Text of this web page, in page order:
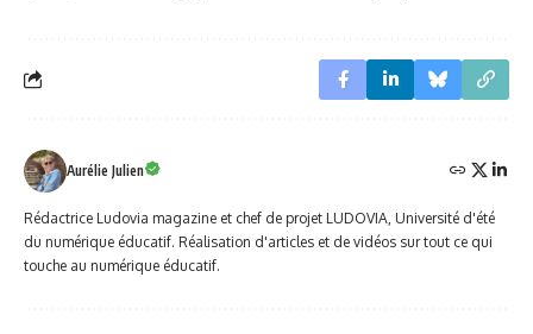
Aurélie Julien
Rédactrice Ludovia magazine et chef de projet LUDOVIA, Université d'été
du numérique éducatif. Réalisation d'articles et de vidéos sur tout ce qui
touche au numérique éducatif.